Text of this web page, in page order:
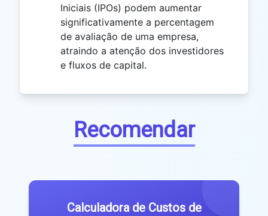
Iniciais (IPOs) podem aumentar
significativamente a percentagem
de avaliação de uma empresa,
atraindo a atenção dos investidores
e fluxos de capital.
Recomendar
Calculadora de Custos de